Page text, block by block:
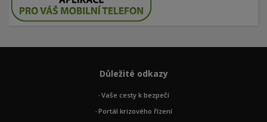
Důležité odkazy
Vaše cesty k bezpečí
Portál krizového řízení